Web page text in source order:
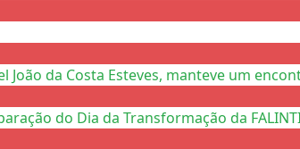
da Costa Esteves, manteve um
do Dia da Transformação da